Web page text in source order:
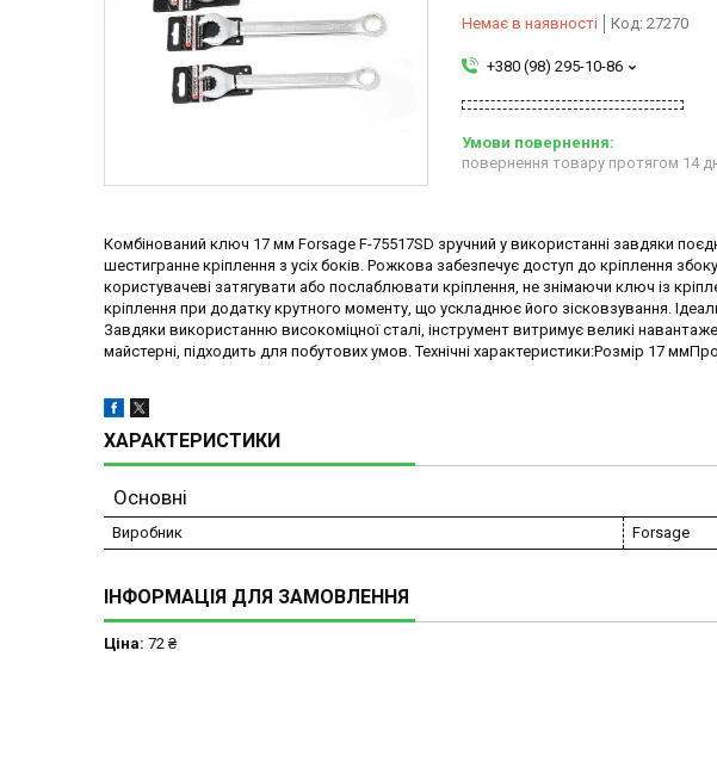
Немає в наявності Код: 27270
+380 (98) 295-10-86
повернення товару протягом 14
Комбінований ключ 17 мм Forsage F-75517SD зручний у використанні завдяки
шестигранне кріплення з усіх боків. Рожкова забезпечує доступ до кріплення
користувачеві затягувати або послаблювати кріплення, не знімаючи ключ із
кріплення при додатку крутного моменту, що ускладнює його зісковзування.
Завдяки використанню високоміцної сталі, інструмент витримує великі
майстерні, підходить для побутових умов. Технічні характеристики:Розмір 17
ХАРАКТЕРИСТИКИ
Основні
Виробник Forsage
ІНФОРМАЦІЯ ДЛЯ ЗАМОВЛЕННЯ
Ціна: 72 ₴